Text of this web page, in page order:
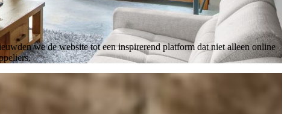
we de website tot een inspirerend platform dat niet alleen online